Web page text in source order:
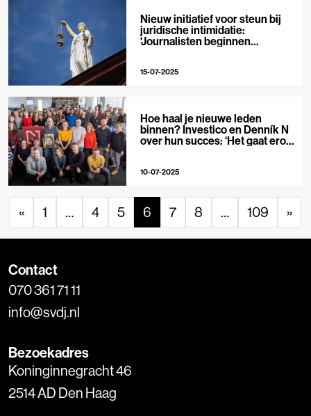
Nieuw initiatief voor steun bij
juridische intimidatie:
‘Journalisten beginnen
15-07-2025
Hoe haal je nieuwe leden
binnen? Investico en Denník N
over hun succes: ‘Het gaat erom
10-07-2025
« 1 … 4 5 6 7 8 … 109 »
Contact
070 361 71 11
info@svdj.nl
Bezoekadres
Koninginnegracht 46
2514 AD Den Haag